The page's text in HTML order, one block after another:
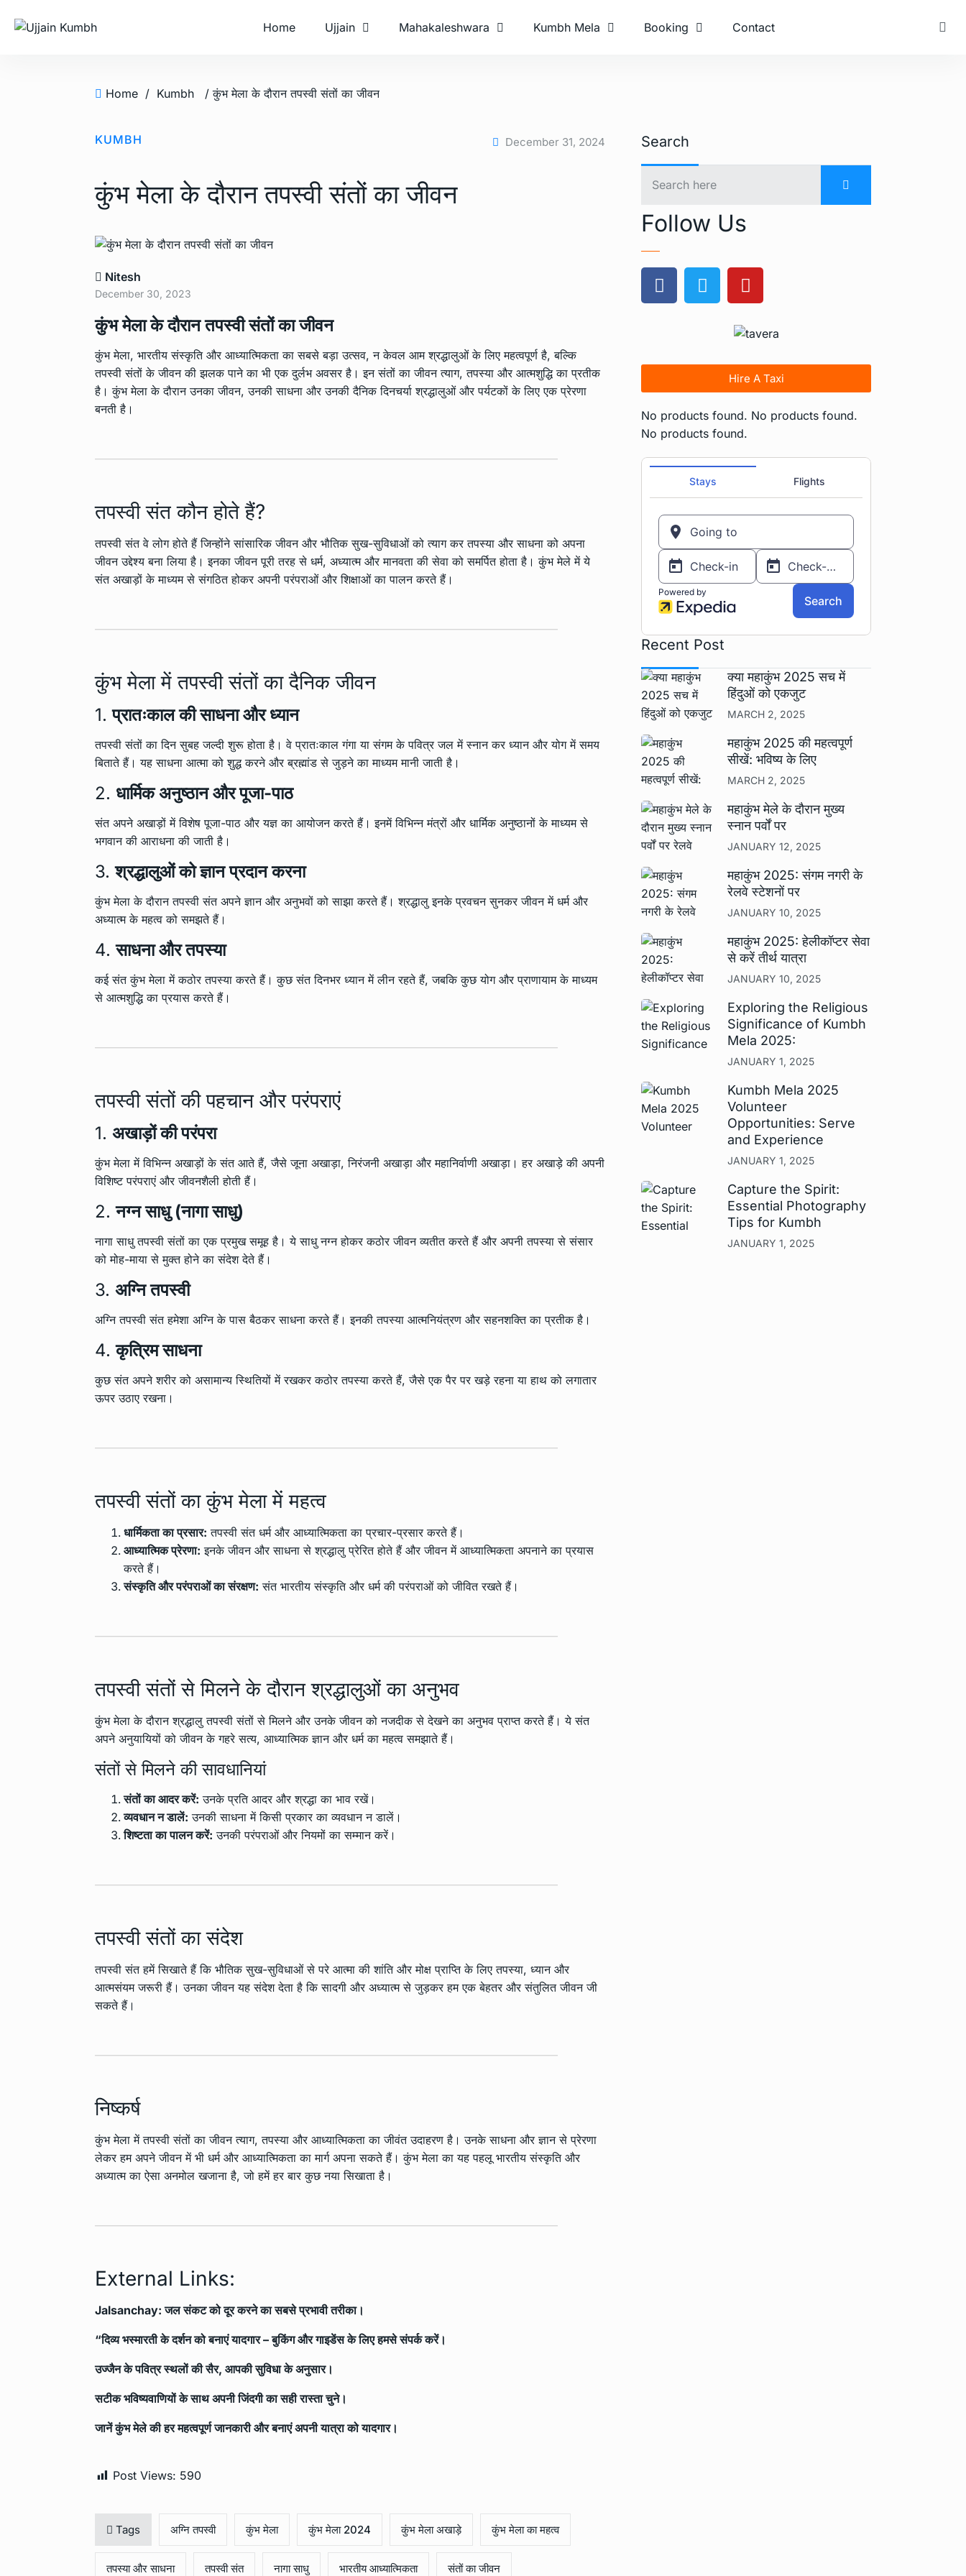
Home Ujjain Mahakaleshwara Kumbh Mela Booking Contact
Home / Kumbh / कुंभ मेला के दौरान तपस्वी संतों का जीवन
KUMBH December 31, 2024
कुंभ मेला के दौरान तपस्वी संतों का जीवन
Nitesh
December 30, 2023
कुंभ मेला के दौरान तपस्वी संतों का जीवन
कुंभ मेला, भारतीय संस्कृति और आध्यात्मिकता का सबसे बड़ा उत्सव, न केवल आम श्रद्धालुओं के लिए महत्वपूर्ण है, बल्कि
तपस्वी संतों के जीवन की झलक पाने का भी एक दुर्लभ अवसर है। इन संतों का जीवन त्याग, तपस्या और आत्मशुद्धि का प्रतीक
है। कुंभ मेला के दौरान उनका जीवन, उनकी साधना और उनकी दैनिक दिनचर्या श्रद्धालुओं और पर्यटकों के लिए एक प्रेरणा
बनती है।
तपस्वी संत कौन होते हैं?
तपस्वी संत वे लोग होते हैं जिन्होंने सांसारिक जीवन और भौतिक सुख-सुविधाओं को त्याग कर तपस्या और साधना को अपना
जीवन उद्देश्य बना लिया है। इनका जीवन पूरी तरह से धर्म, अध्यात्म और मानवता की सेवा को समर्पित होता है। कुंभ मेले में ये
संत अखाड़ों के माध्यम से संगठित होकर अपनी परंपराओं और शिक्षाओं का पालन करते हैं।
कुंभ मेला में तपस्वी संतों का दैनिक जीवन
1.प्रातःकाल की साधना और ध्यान
तपस्वी संतों का दिन सुबह जल्दी शुरू होता है। वे प्रातःकाल गंगा या संगम के पवित्र जल में स्नान कर ध्यान और योग में समय
बिताते हैं। यह साधना आत्मा को शुद्ध करने और ब्रह्मांड से जुड़ने का माध्यम मानी जाती है।
2. धार्मिक अनुष्ठान और पूजा-पाठ
संत अपने अखाड़ों में विशेष पूजा-पाठ और यज्ञ का आयोजन करते हैं। इनमें विभिन्न मंत्रों और धार्मिक अनुष्ठानों के माध्यम से
भगवान की आराधना की जाती है।
3.श्रद्धालुओं को ज्ञान प्रदान करना
कुंभ मेला के दौरान तपस्वी संत अपने ज्ञान और अनुभवों को साझा करते हैं। श्रद्धालु इनके प्रवचन सुनकर जीवन में धर्म और
अध्यात्म के महत्व को समझते हैं।
4.साधना और तपस्या
कई संत कुंभ मेला में कठोर तपस्या करते हैं। कुछ संत दिनभर ध्यान में लीन रहते हैं, जबकि कुछ योग और प्राणायाम के माध्यम
से आत्मशुद्धि का प्रयास करते हैं।
तपस्वी संतों की पहचान और परंपराएं
1. अखाड़ों की परंपरा
कुंभ मेला में विभिन्न अखाड़ों के संत आते हैं, जैसे जूना अखाड़ा, निरंजनी अखाड़ा और महानिर्वाणी अखाड़ा। हर अखाड़े की अपनी
विशिष्ट परंपराएं और जीवनशैली होती हैं।
2.नग्न साधु (नागा साधु)
नागा साधु तपस्वी संतों का एक प्रमुख समूह है। ये साधु नग्न होकर कठोर जीवन व्यतीत करते हैं और अपनी तपस्या से संसार
को मोह-माया से मुक्त होने का संदेश देते हैं।
3. अग्नि तपस्वी
अग्नि तपस्वी संत हमेशा अग्नि के पास बैठकर साधना करते हैं। इनकी तपस्या आत्मनियंत्रण और सहनशक्ति का प्रतीक है।
4.कृत्रिम साधना
कुछ संत अपने शरीर को असामान्य स्थितियों में रखकर कठोर तपस्या करते हैं, जैसे एक पैर पर खड़े रहना या हाथ को लगातार
ऊपर उठाए रखना।
तपस्वी संतों का कुंभ मेला में महत्व
धार्मिकता का प्रसार: तपस्वी संत धर्म और आध्यात्मिकता का प्रचार-प्रसार करते हैं।
आध्यात्मिक प्रेरणा: इनके जीवन और साधना से श्रद्धालु प्रेरित होते हैं और जीवन में आध्यात्मिकता अपनाने का प्रयास
करते हैं।
संस्कृति और परंपराओं का संरक्षण: संत भारतीय संस्कृति और धर्म की परंपराओं को जीवित रखते हैं।
तपस्वी संतों से मिलने के दौरान श्रद्धालुओं का अनुभव
कुंभ मेला के दौरान श्रद्धालु तपस्वी संतों से मिलने और उनके जीवन को नजदीक से देखने का अनुभव प्राप्त करते हैं। ये संत
अपने अनुयायियों को जीवन के गहरे सत्य, आध्यात्मिक ज्ञान और धर्म का महत्व समझाते हैं।
संतों से मिलने की सावधानियां
संतों का आदर करें: उनके प्रति आदर और श्रद्धा का भाव रखें।
व्यवधान न डालें: उनकी साधना में किसी प्रकार का व्यवधान न डालें।
शिष्टता का पालन करें: उनकी परंपराओं और नियमों का सम्मान करें।
तपस्वी संतों का संदेश
तपस्वी संत हमें सिखाते हैं कि भौतिक सुख-सुविधाओं से परे आत्मा की शांति और मोक्ष प्राप्ति के लिए तपस्या, ध्यान और
आत्मसंयम जरूरी हैं। उनका जीवन यह संदेश देता है कि सादगी और अध्यात्म से जुड़कर हम एक बेहतर और संतुलित जीवन जी
सकते हैं।
निष्कर्ष
कुंभ मेला में तपस्वी संतों का जीवन त्याग, तपस्या और आध्यात्मिकता का जीवंत उदाहरण है। उनके साधना और ज्ञान से प्रेरणा
लेकर हम अपने जीवन में भी धर्म और आध्यात्मिकता का मार्ग अपना सकते हैं। कुंभ मेला का यह पहलू भारतीय संस्कृति और
अध्यात्म का ऐसा अनमोल खजाना है, जो हमें हर बार कुछ नया सिखाता है।
External Links:
Jalsanchay: जल संकट को दूर करने का सबसे प्रभावी तरीका।
“दिव्य भस्मारती के दर्शन को बनाएं यादगार – बुकिंग और गाइडेंस के लिए हमसे संपर्क करें।
उज्जैन के पवित्र स्थलों की सैर, आपकी सुविधा के अनुसार।
सटीक भविष्यवाणियों के साथ अपनी जिंदगी का सही रास्ता चुने।
जानें कुंभ मेले की हर महत्वपूर्ण जानकारी और बनाएं अपनी यात्रा को यादगार।
Post Views: 590
Tags अग्नि तपस्वी कुंभ मेला कुंभ मेला 2024 कुंभ मेला अखाड़े कुंभ मेला का महत्व
तपस्या और साधना तपस्वी संत नागा साधु भारतीय आध्यात्मिकता संतों का जीवन
Search
Follow Us
Hire A Taxi
No products found. No products found.
No products found.
Recent Post
क्या महाकुंभ 2025 सच में
हिंदुओं को एकजुट
MARCH 2, 2025
महाकुंभ 2025 की महत्वपूर्ण
सीखें: भविष्य के लिए
MARCH 2, 2025
महाकुंभ मेले के दौरान मुख्य
स्नान पर्वों पर
JANUARY 12, 2025
महाकुंभ 2025: संगम नगरी के
रेलवे स्टेशनों पर
JANUARY 10, 2025
महाकुंभ 2025: हेलीकॉप्टर सेवा
से करें तीर्थ यात्रा
JANUARY 10, 2025
Exploring the Religious
Significance of Kumbh
Mela 2025:
JANUARY 1, 2025
Kumbh Mela 2025
Volunteer
Opportunities: Serve
and Experience
JANUARY 1, 2025
Capture the Spirit:
Essential Photography
Tips for Kumbh
JANUARY 1, 2025